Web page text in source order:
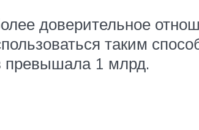
доверительное
таким
превышала 1 млрд.